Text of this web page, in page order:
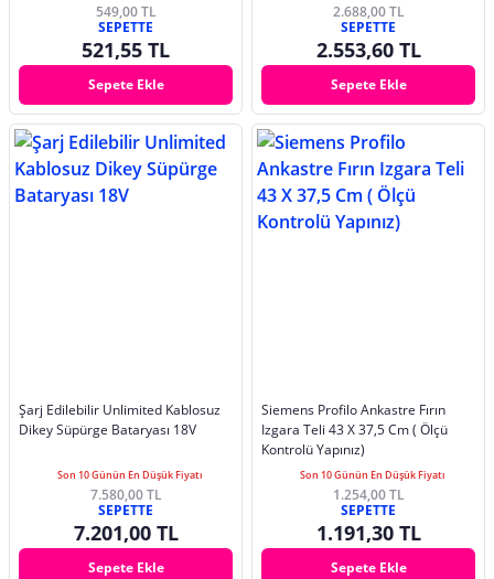
549,00 TL
SEPETTE
521,55 TL
Sepete Ekle
2.688,00 TL
SEPETTE
2.553,60 TL
Sepete Ekle
Şarj Edilebilir Unlimited Kablosuz
Dikey Süpürge Bataryası 18V
Son 10 Günün En Düşük Fiyatı
7.580,00 TL
SEPETTE
7.201,00 TL
Sepete Ekle
Siemens Profilo Ankastre Fırın
Izgara Teli 43 X 37,5 Cm ( Ölçü
Kontrolü Yapınız)
Son 10 Günün En Düşük Fiyatı
1.254,00 TL
SEPETTE
1.191,30 TL
Sepete Ekle